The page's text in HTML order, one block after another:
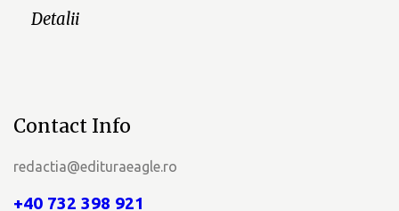
Detalii
Contact Info
redactia@edituraeagle.ro
+40 732 398 921